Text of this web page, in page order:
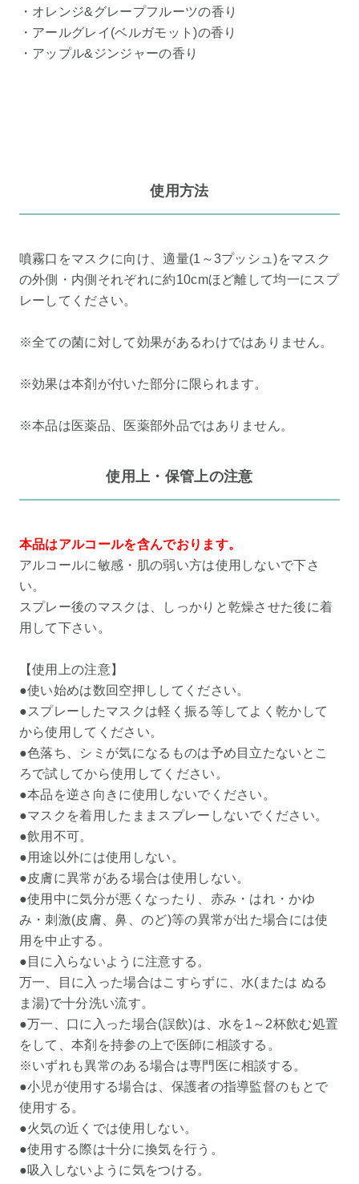
・オレンジ&グレープフルーツの香り
・アールグレイ(ベルガモット)の香り
・アップル&ジンジャーの香り
使用方法
噴霧口をマスクに向け、適量(1～3プッシュ)をマスク
の外側・内側それぞれに約10cmほど離して均一にスプ
レーしてください。
※全ての菌に対して効果があるわけではありません。
※効果は本剤が付いた部分に限られます。
※本品は医薬品、医薬部外品ではありません。
使用上・保管上の注意
本品はアルコールを含んでおります。
アルコールに敏感・肌の弱い方は使用しないで下さ
い。
スプレー後のマスクは、しっかりと乾燥させた後に着
用して下さい。
【使用上の注意】
●使い始めは数回空押ししてください。
●スプレーしたマスクは軽く振る等してよく乾かして
から使用してください。
●色落ち、シミが気になるものは予め目立たないとこ
ろで試してから使用してください。
●本品を逆さ向きに使用しないでください。
●マスクを着用したままスプレーしないでください。
●飲用不可。
●用途以外には使用しない。
●皮膚に異常がある場合は使用しない。
●使用中に気分が悪くなったり、赤み・はれ・かゆ
み・刺激(皮膚、鼻、のど)等の異常が出た場合には使
用を中止する。
●目に入らないように注意する。
万一、目に入った場合はこすらずに、水(または ぬる
ま湯)で十分洗い流す。
●万一、口に入った場合(誤飲)は、水を1～2杯飲む処置
をして、本剤を持参の上で医師に相談する。
※いずれも異常のある場合は専門医に相談する。
●小児が使用する場合は、保護者の指導監督のもとで
使用する。
●火気の近くでは使用しない。
●使用する際は十分に換気を行う。
●吸入しないように気をつける。